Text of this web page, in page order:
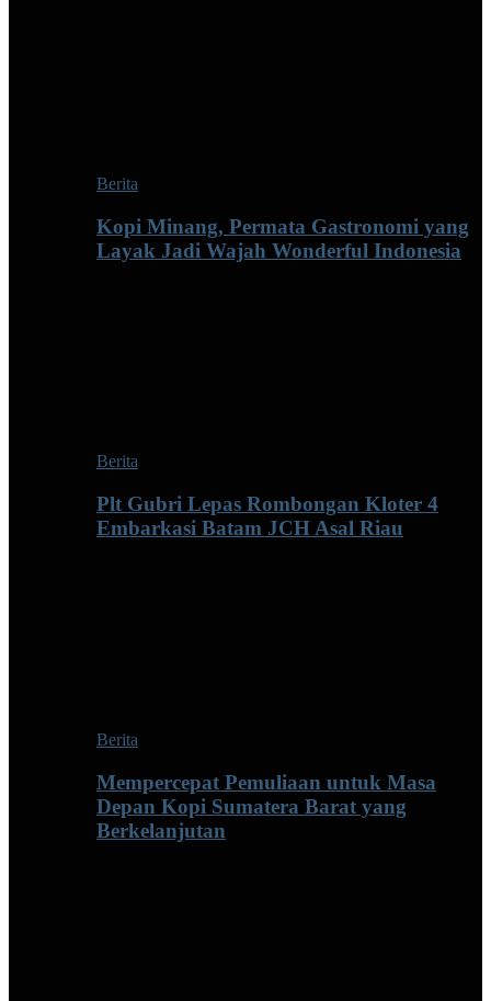
Berita
Kopi Minang, Permata Gastronomi yang
Layak Jadi Wajah Wonderful Indonesia
Berita
Plt Gubri Lepas Rombongan Kloter 4
Embarkasi Batam JCH Asal Riau
Berita
Mempercepat Pemuliaan untuk Masa
Depan Kopi Sumatera Barat yang
Berkelanjutan